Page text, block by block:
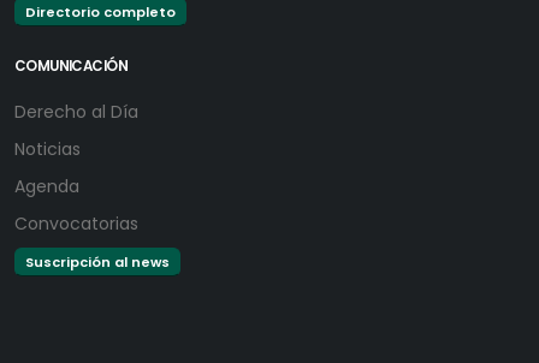
Directorio completo
COMUNICACIÓN
Derecho al Día
Noticias
Agenda
Convocatorias
Suscripción al news